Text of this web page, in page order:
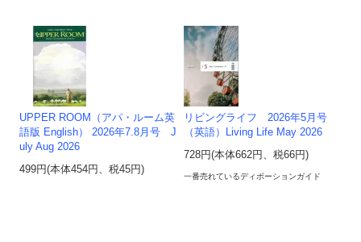
UPPER ROOM（アパ・ルーム英
語版 English） 2026年7.8月号 J
uly Aug 2026
499円(本体454円、税45円)
リビングライフ 2026年5月号
（英語）Living Life May 2026
728円(本体662円、税66円)
一番売れているディボーションガイド